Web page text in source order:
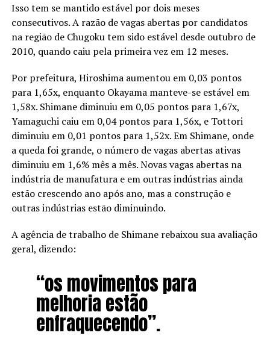
Isso tem se mantido estável por dois meses
consecutivos. A razão de vagas abertas por candidatos
na região de Chugoku tem sido estável desde outubro de
2010, quando caiu pela primeira vez em 12 meses.
Por prefeitura, Hiroshima aumentou em 0,03 pontos
para 1,65x, enquanto Okayama manteve-se estável em
1,58x. Shimane diminuiu em 0,05 pontos para 1,67x,
Yamaguchi caiu em 0,04 pontos para 1,56x, e Tottori
diminuiu em 0,01 pontos para 1,52x. Em Shimane, onde
a queda foi grande, o número de vagas abertas ativas
diminuiu em 1,6% mês a mês. Novas vagas abertas na
indústria de manufatura e em outras indústrias ainda
estão crescendo ano após ano, mas a construção e
outras indústrias estão diminuindo.
A agência de trabalho de Shimane rebaixou sua avaliação
geral, dizendo:
“os movimentos para
melhoria estão
enfraquecendo”.